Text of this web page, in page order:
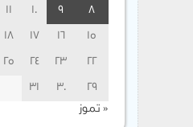
8
9
10
11
15
16
17
18
22
23
24
25
29
30
31
« تموز